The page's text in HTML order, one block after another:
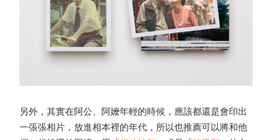
另外，其實在阿公、阿嬤年輕的時候，應該都還是會印出
一張張相片，放進相本裡的年代，所以也推薦可以將和他